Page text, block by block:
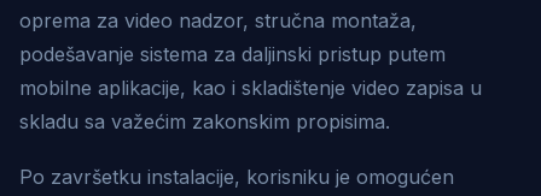
oprema za video nadzor, stručna montaža,
podešavanje sistema za daljinski pristup putem
mobilne aplikacije, kao i skladištenje video zapisa u
skladu sa važećim zakonskim propisima.
Po završetku instalacije, korisniku je omogućen